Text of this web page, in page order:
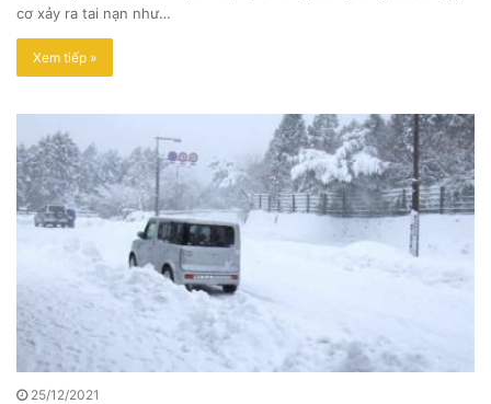
cơ xảy ra tai nạn như…
Xem tiếp »
25/12/2021